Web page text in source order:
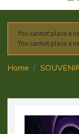
You cannot place a
You cannot place a
Home